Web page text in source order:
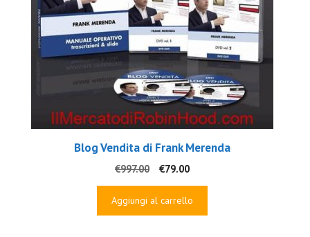
Blog Vendita di Frank Merenda
€997.00
Il
prezzo
originale
€79.00Il
prezzo
attuale
Aggiungi al carrello